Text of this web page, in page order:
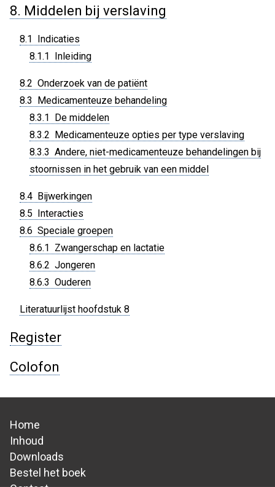
8. Middelen bij verslaving
8.1 Indicaties
8.1.1 Inleiding
8.2 Onderzoek van de patiënt
8.3 Medicamenteuze behandeling
8.3.1 De middelen
8.3.2 Medicamenteuze opties per type verslaving
8.3.3 Andere, niet-medicamenteuze behandelingen bij
stoornissen in het gebruik van een middel
8.4 Bijwerkingen
8.5 Interacties
8.6 Speciale groepen
8.6.1 Zwangerschap en lactatie
8.6.2 Jongeren
8.6.3 Ouderen
Literatuurlijst hoofdstuk 8
Register
Colofon
Hoofdnavigatie
Home
Inhoud
Downloads
Bestel het boek